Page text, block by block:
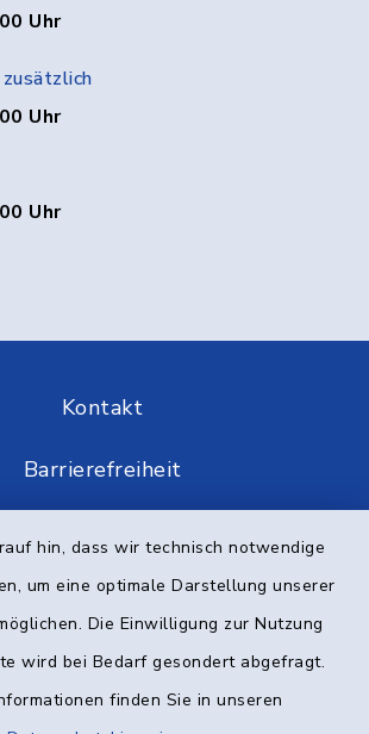
hin, dass wir technisch notwendige
um eine optimale Darstellung unserer
Die Einwilligung zur Nutzung
wird bei Bedarf gesondert abgefragt.
finden Sie in unseren
Uhr
Uhr
Uhr
Kontakt
Barrierefreiheit
Impressum
Kommunikation